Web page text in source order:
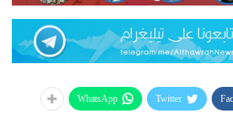
Twitter
WhatsApp